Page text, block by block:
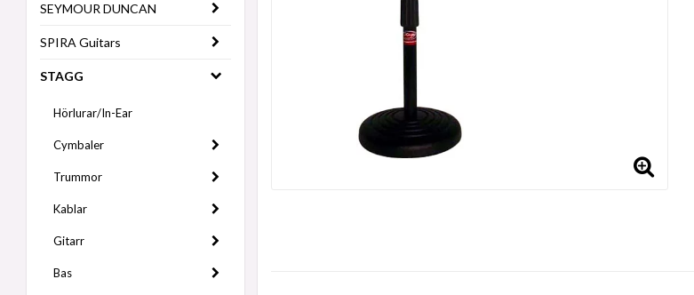
SEYMOUR DUNCAN
SPIRA Guitars
STAGG
Hörlurar/In-Ear
Cymbaler
Trummor
Kablar
Gitarr
Bas